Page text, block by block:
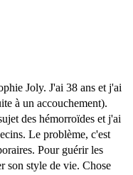
Joly. J'ai 38 ans et j'ai
à un accouchement).
des hémorroïdes et j'ai
Le problème, c'est
Pour guérir les
son style de vie. Chose